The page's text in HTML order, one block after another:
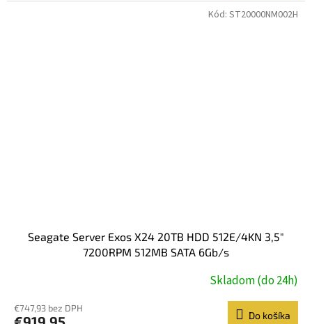
Seagate Server Exos X24 20TB HDD 512E/4KN 3,5"
7200RPM 512MB SATA 6Gb/s
Skladom (do 24h)
€747,93 bez DPH
Do košíka
Kód: ST20000NM002H